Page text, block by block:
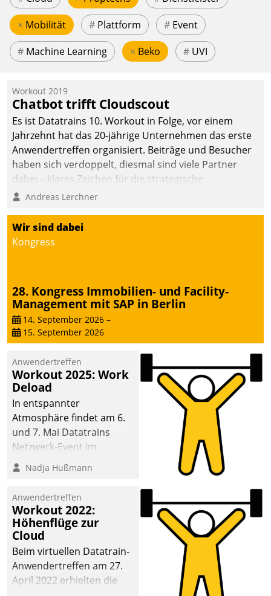
× Mobilität # Plattform # Event
# Machine Learning × Beko # UVI
Workout 2019
Chatbot trifft Cloudscout
Es ist Datatrains 10. Workout in Folge, vor einem
Jahrzehnt hat das 20-jährige Unternehmen das erste
Anwendertreffen organisiert. Beiträge und Besucher
haben sich verdoppelt, diesmal sind viele Partner
dabei – klares Zeichen für die strategische
Fokussierung auf den Kunden.
Andreas Lerchner
Wir sind dabei
Kongress
28. Kongress Immobilien- und Facility-
Management mit SAP in Berlin
14. September 2026 –
15. September 2026
Anwendertreffen
Workout 2025: Work
Deload
In entspannter
Atmosphäre findet am 6.
und 7. Mai Datatrains
Netzwerk-Event im
Kunden- und Partnerkreis
statt. Zentrale Frage: Wie
Mammutprojekte
meistern und Workloads
wuppen – bei zunehmend
anspruchsvollen
Aufgaben und
abnehmendem
Nadja Hußmann
Anwendertreffen
Workout 2022:
Höhenflüge zur
Cloud
Beim virtuellen Datatrain-
Anwendertreffen am 27.
April 2022 erhielten die